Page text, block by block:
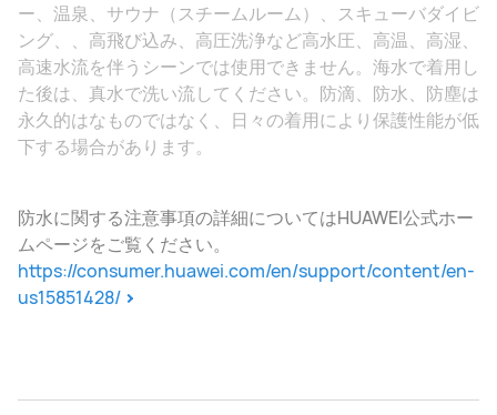
ー、温泉、サウナ（スチームルーム）、スキューバダイビ
ング、、高飛び込み、高圧洗浄など高水圧、高温、高湿、
高速水流を伴うシーンでは使用できません。海水で着用し
た後は、真水で洗い流してください。防滴、防水、防塵は
永久的はなものではなく、日々の着用により保護性能が低
下する場合があります。
防水に関する注意事項の詳細についてはHUAWEI公式ホー
ムページをご覧ください。
https://consumer.huawei.com/en/support/content/en-
us15851428/